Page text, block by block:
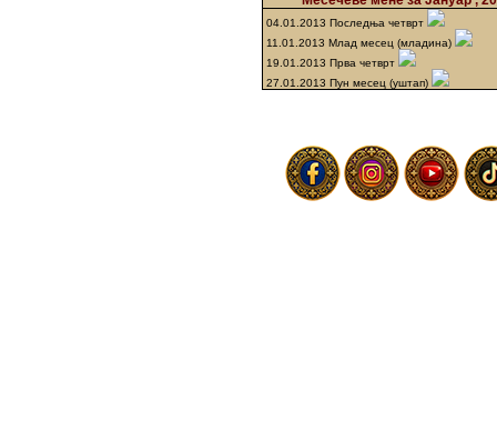
04.01.2013 Последња четврт
11.01.2013 Млад месец (младина)
19.01.2013 Прва четврт
27.01.2013 Пун месец (уштап)